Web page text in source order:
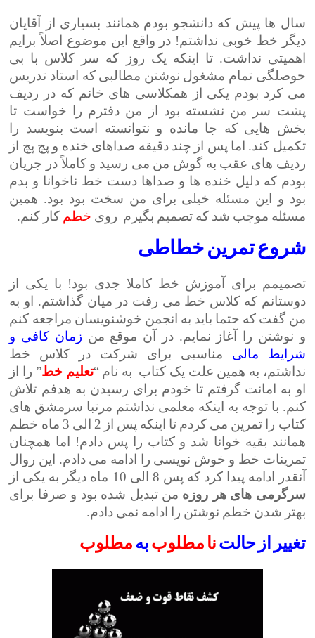
سال ها پیش که دانشجو بودم همانند بسیاری از آقایان
دیگر خط خوبی نداشتم! در واقع این موضوع اصلاً برایم
اهمیتی نداشت. تا اینکه یک روز که سر کلاس با بی
حوصلگی تمام مشغول نوشتن مطالبی که استاد تدریس
می کرد بودم یکی از همکلاسی های خانم که در ردیف
پشت سر من نشسته بود از من دفترم را خواست تا
بخش هایی که جا مانده و نتوانسته است بنویسد را
تکمیل کند. اما پس از چند دقیقه صداهای خنده و پچ پچ از
ردیف های عقب به گوش من می رسید و کاملاً در جریان
بودم که دلیل خنده ها و صداها دست خط ناخوانا و بدم
بود و این مسئله خیلی برای من سخت بود بود. همین
مسئله موجب شد که تصمیم بگیرم روی خطم کار کنم.
شروع تمرین خطاطی
تصمیمم برای آموزش خط کاملا جدی بود! با یکی از
دوستانم که کلاس خط می رفت در میان گذاشتم. او به
من گفت که حتما باید به انجمن خوشنویسان مراجعه کنم
و نوشتن را آغاز نمایم. در آن موقع من زمان کافی و
شرایط مالی مناسبی برای شرکت در کلاس خط
نداشتم، به همین علت یک کتاب به نام “تعلیم خط” را از
او به امانت گرفتم تا خودم برای رسیدن به هدفم تلاش
کنم. با توجه به اینکه معلمی نداشتم مرتبا سرمشق های
کتاب را تمرین می کردم تا اینکه پس از 2 الی 3 ماه خطم
همانند بقیه خوانا شد و کتاب را پس دادم! اما همچنان
تمرینات خط و خوش نویسی را ادامه می دادم. این روال
آنقدر ادامه پیدا کرد که پس 8 الی 10 ماه دیگر به یکی از
سرگرمی های هر روزه من تبدیل شده بود و صرفا برای
بهتر شدن خطم نوشتن را ادامه نمی دادم.
تغییر از حالتنا مطلوببهمطلوب